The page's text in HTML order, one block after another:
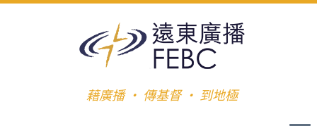
藉廣播 ‧ 傳基督 ‧ 到地極